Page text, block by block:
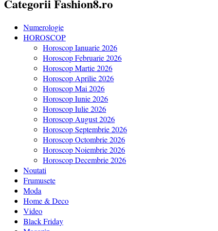
Categorii Fashion8.ro
Numerologie
HOROSCOP
Horoscop Ianuarie 2026
Horoscop Februarie 2026
Horoscop Martie 2026
Horoscop Aprilie 2026
Horoscop Mai 2026
Horoscop Iunie 2026
Horoscop Iulie 2026
Horoscop August 2026
Horoscop Septembrie 2026
Horoscop Octombrie 2026
Horoscop Noiembrie 2026
Horoscop Decembrie 2026
Noutati
Frumusete
Moda
Home & Deco
Video
Black Friday